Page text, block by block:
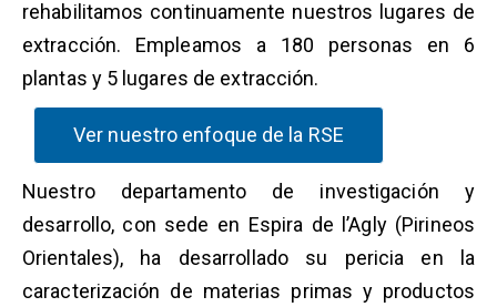
rehabilitamos continuamente nuestros lugares de
extracción. Empleamos a 180 personas en 6
plantas y 5 lugares de extracción.
Ver nuestro enfoque de la RSE
Nuestro departamento de investigación y
desarrollo, con sede en Espira de l’Agly (Pirineos
Orientales), ha desarrollado su pericia en la
caracterización de materias primas y productos